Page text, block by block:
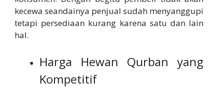
kecewa seandainya penjual sudah menyanggupi
tetapi persediaan kurang karena satu dan lain
hal.
Harga Hewan Qurban yang
Kompetitif